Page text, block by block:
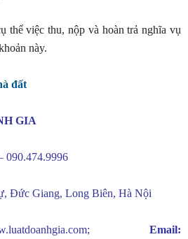
thể việc thu, nộp và hoàn trả nghĩa vụ
này.
đất
GIA
090.474.9996
Đức Giang, Long Biên, Hà Nội
; Email: